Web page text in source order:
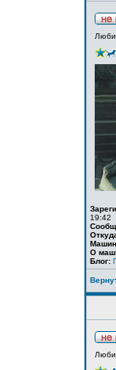
19:42
О
Блог: